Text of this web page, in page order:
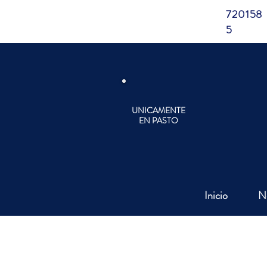
720158
5
UNICAMENTE
EN PASTO
Inicio